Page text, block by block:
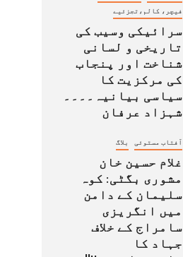
فیچر، کالم،تجزئیے
سرائیکی وسیب کی
تاریخی و لسانی
شناخت اور پنجاب
کی مرکزیت کا
سیاسی بیانیہ۔۔۔۔
شہزاد عرفان
آفتاب مستوئی بلاگ
غلام حسین خان
مشوری بگٹی: کوہ
سلیمان کے دامن
میں انگریزی
سامراج کے خلاف
جہاد کا